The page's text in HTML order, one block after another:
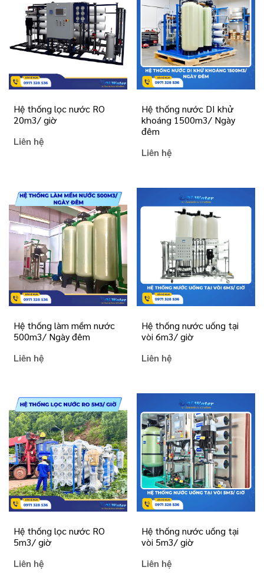
Hệ thống lọc nước RO
20m3/ giờ
Liên hệ
Hệ thống nước DI khử
khoáng 1500m3/ Ngày
đêm
Liên hệ
Hệ thống làm mềm nước
500m3/ Ngày đêm
Liên hệ
Hệ thống nước uống tại
vòi 6m3/ giờ
Liên hệ
Hệ thống lọc nước RO
5m3/ giờ
Liên hệ
Hệ thống nước uống tại
vòi 5m3/ giờ
Liên hệ